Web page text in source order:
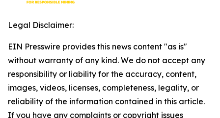
Legal Disclaimer:
EIN Presswire provides this news content "as is"
without warranty of any kind. We do not accept any
responsibility or liability for the accuracy, content,
images, videos, licenses, completeness, legality, or
reliability of the information contained in this article.
If you have any complaints or copyright issues